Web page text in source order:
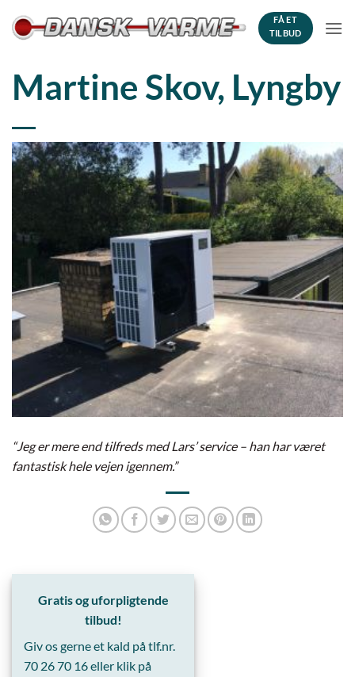
FÅ ET
TILBUD
Martine Skov, Lyngby
“Jeg er mere end tilfreds med Lars’ service – han har været
fantastisk hele vejen igennem.”
Gratis og uforpligtende
tilbud!
Giv os gerne et kald på tlf.nr.
70 26 70 16eller klik på